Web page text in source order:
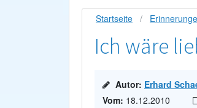
Startseite
Ich wäre
Autor: Erhard
Vom: 18.12.2010